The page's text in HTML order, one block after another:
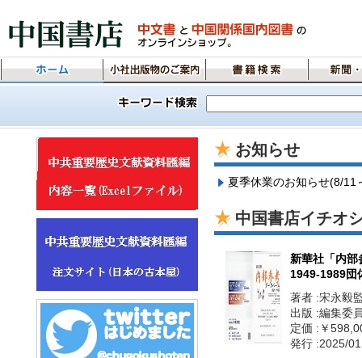
お
夏季休業のお知らせ(8/
中国書
新華社「内部
1949-1989団
著者 :宋永毅
出版 :編集委
定価 :￥
発行 :2025/01